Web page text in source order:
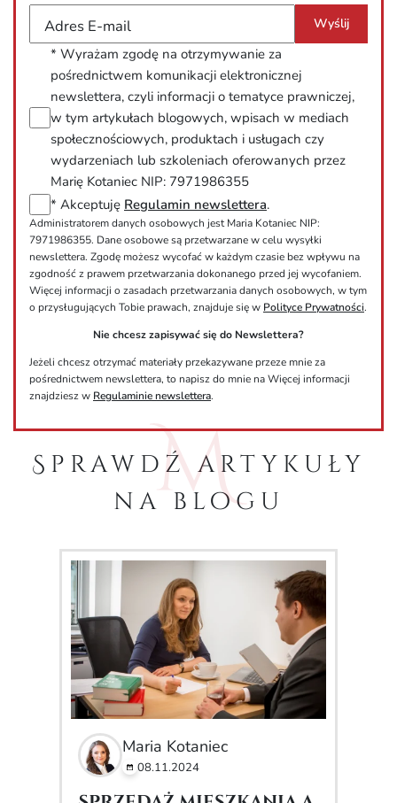
Adres E-mail Wyślij
* Wyrażam zgodę na otrzymywanie za
pośrednictwem komunikacji elektronicznej
newslettera, czyli informacji o tematyce prawniczej,
w tym artykułach blogowych, wpisach w mediach
społecznościowych, produktach i usługach czy
wydarzeniach lub szkoleniach oferowanych przez
Marię Kotaniec NIP: 7971986355
* Akceptuję Regulamin newslettera.
Administratorem danych osobowych jest Maria Kotaniec NIP:
7971986355. Dane osobowe są przetwarzane w celu wysyłki
newslettera. Zgodę możesz wycofać w każdym czasie bez wpływu na
zgodność z prawem przetwarzania dokonanego przed jej wycofaniem.
Więcej informacji o zasadach przetwarzania danych osobowych, w tym
o przysługujących Tobie prawach, znajduje się w Polityce Prywatności.
Nie chcesz zapisywać się do Newslettera?
Jeżeli chcesz otrzymać materiały przekazywane przeze mnie za
pośrednictwem newslettera, to napisz do mnie na Więcej informacji
znajdziesz w Regulaminie newslettera.
Sprawdź artykuły
na blogu
Maria Kotaniec
08.11.2024